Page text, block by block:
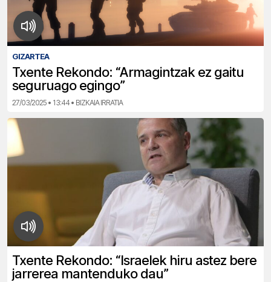
GIZARTEA
Txente Rekondo: “Armagintzak ez gaitu
seguruago egingo”
27/03/2025 • 13:44 • BIZKAIA IRRATIA
Txente Rekondo: “Israelek hiru astez bere
jarrerea mantenduko dau”